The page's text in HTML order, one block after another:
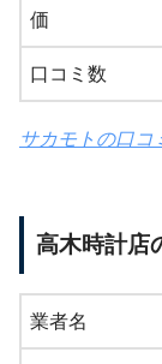
価
口コミ数
サカモトの口コ
高木時計店
業者名